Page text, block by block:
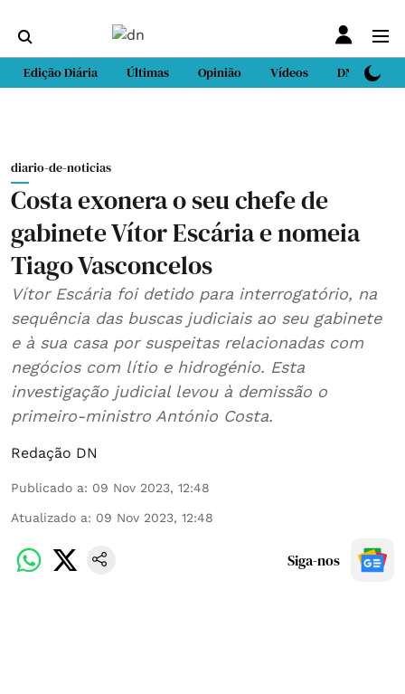
Edição Diária Últimas Opinião Vídeos DN Sport
diario-de-noticias
Costa exonera o seu chefe de
gabinete Vítor Escária e nomeia
Tiago Vasconcelos
Vítor Escária foi detido para interrogatório, na
sequência das buscas judiciais ao seu gabinete
e à sua casa por suspeitas relacionadas com
negócios com lítio e hidrogénio. Esta
investigação judicial levou à demissão o
primeiro-ministro António Costa.
Redação DN
Publicado a: 09 Nov 2023, 12:48
Atualizado a: 09 Nov 2023, 12:48
Siga-nos